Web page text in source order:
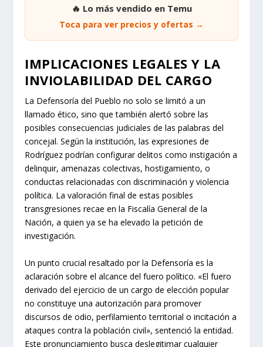
🔥 Lo más vendido en Temu
Toca para ver precios y ofertas →
IMPLICACIONES LEGALES Y LA
INVIOLABILIDAD DEL CARGO
La Defensoría del Pueblo no solo se limitó a un
llamado ético, sino que también alertó sobre las
posibles consecuencias judiciales de las palabras del
concejal. Según la institución, las expresiones de
Rodríguez podrían configurar delitos como instigación a
delinquir, amenazas colectivas, hostigamiento, o
conductas relacionadas con discriminación y violencia
política. La valoración final de estas posibles
transgresiones recae en la Fiscalía General de la
Nación, a quien ya se ha elevado la petición de
investigación.
Un punto crucial resaltado por la Defensoría es la
aclaración sobre el alcance del fuero político. «El fuero
derivado del ejercicio de un cargo de elección popular
no constituye una autorización para promover
discursos de odio, perfilamiento territorial o incitación a
ataques contra la población civil», sentenció la entidad.
Este pronunciamiento busca deslegitimar cualquier